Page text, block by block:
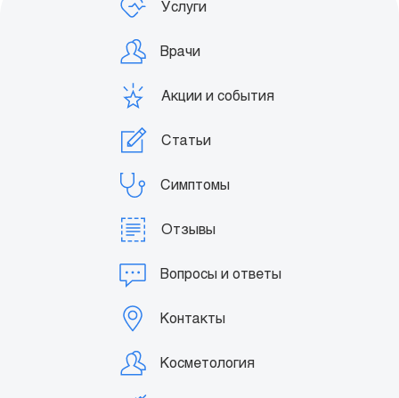
Услуги
Врачи
Акции и события
Статьи
Симптомы
Отзывы
Вопросы и ответы
Контакты
Косметология